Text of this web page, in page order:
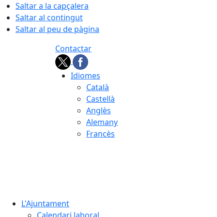
Saltar a la capçalera
Saltar al contingut
Saltar al peu de pàgina
Contactar
Idiomes
Català
Castellà
Anglès
Alemany
Francès
L'Ajuntament